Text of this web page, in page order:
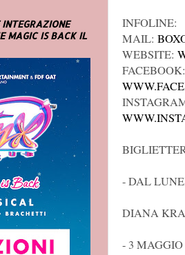
INFOLINE:
MAIL:
WEBSITE:
FACEBOOK:
- DAL
DIANA
- 3 MAGGIO
MAGIC IS BACK IL